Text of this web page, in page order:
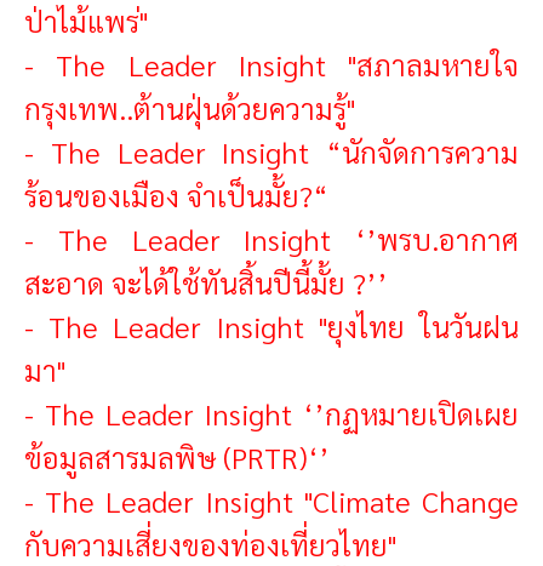
ป่าไม้แพร่"
- The Leader Insight "สภาลมหายใจ
กรุงเทพ..ต้านฝุ่นด้วยความรู้"
- The Leader Insight “นักจัดการความ
ร้อนของเมือง จำเป็นมั้ย?“
- The Leader Insight ‘’พรบ.อากาศ
สะอาด จะได้ใช้ทันสิ้นปีนี้มั้ย ?’’
- The Leader Insight "ยุงไทย ในวันฝน
มา"
- The Leader Insight ‘’กฏหมายเปิดเผย
ข้อมูลสารมลพิษ (PRTR)‘’
- The Leader Insight "Climate Change
กับความเสี่ยงของท่องเที่ยวไทย"